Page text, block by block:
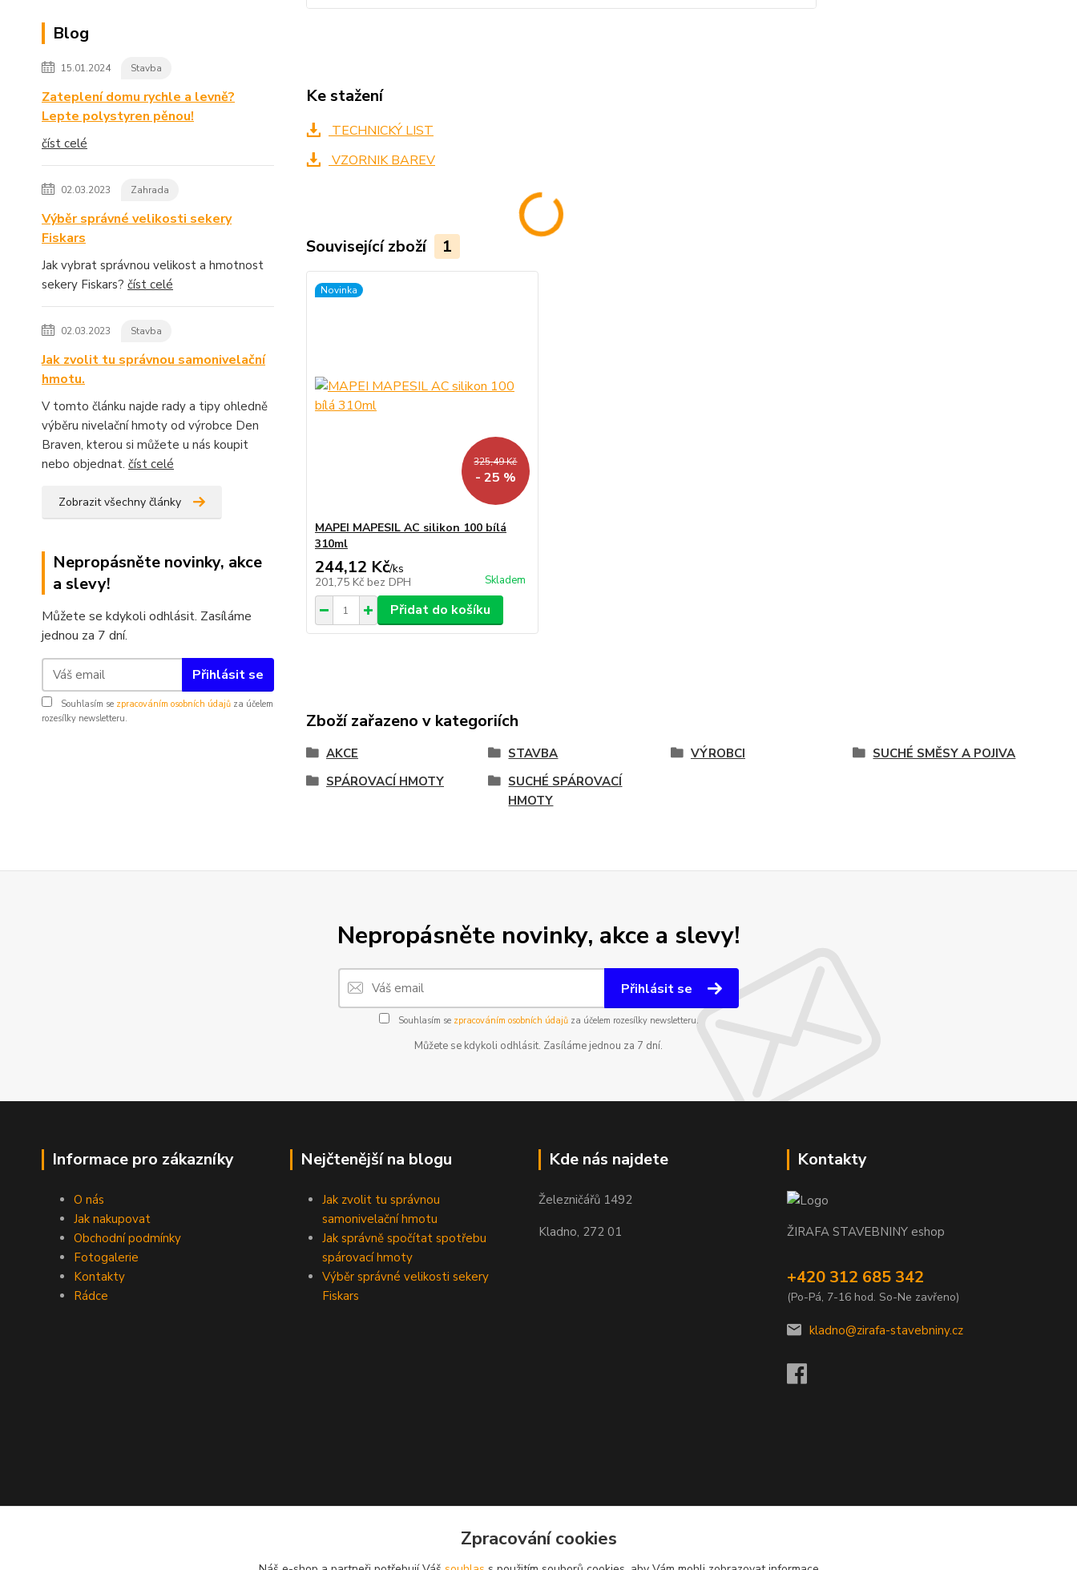
Blog
15.01.2024 Stavba
Zateplení domu rychle a levně?
Lepte polystyren pěnou!
číst celé
02.03.2023 Zahrada
Výběr správné velikosti sekery
Fiskars
Jak vybrat správnou velikost a hmotnost
sekery Fiskars? číst celé
02.03.2023 Stavba
Jak zvolit tu správnou samonivelační
hmotu.
V tomto článku najde rady a tipy ohledně
výběru nivelační hmoty od výrobce Den
Braven, kterou si můžete u nás koupit
nebo objednat. číst celé
Zobrazit všechny články
Nepropásněte novinky, akce
a slevy!
Můžete se kdykoli odhlásit. Zasíláme
jednou za 7 dní.
Přihlásit se
Souhlasím se zpracováním osobních údajů za účelem
rozesílky newsletteru.
Ke stažení
TECHNICKÝ LIST
VZORNIK BAREV
Související zboží 1
Novinka
325,49 Kč
- 25 %
MAPEI MAPESIL AC silikon 100 bílá
310ml
244,12 Kč/ks
201,75 Kč bez DPH Skladem
Přidat do košíku
Zboží zařazeno v kategoriích
AKCE STAVBA VÝROBCI
SUCHÉ SMĚSY A POJIVA
SPÁROVACÍ HMOTY
SUCHÉ SPÁROVACÍ
HMOTY
Nepropásněte novinky, akce a slevy!
Přihlásit se
Souhlasím se zpracováním osobních údajůza účelem rozesílky newsletteru.
Můžete se kdykoli odhlásit. Zasíláme jednou za 7 dní.
Informace pro zákazníky
O nás
Jak nakupovat
Obchodní podmínky
Fotogalerie
Kontakty
Rádce
Nejčtenější na blogu
Jak zvolit tu správnou
samonivelační hmotu
Jak správně spočítat spotřebu
spárovací hmoty
Výběr správné velikosti sekery
Fiskars
Kde nás najdete
Železničářů 1492
Kladno, 272 01
Kontakty
ŽIRAFA STAVEBNINY eshop
+420 312 685 342
(Po-Pá, 7-16 hod. So-Ne zavřeno)
kladno@zirafa-stavebniny.cz
Zpracování cookies